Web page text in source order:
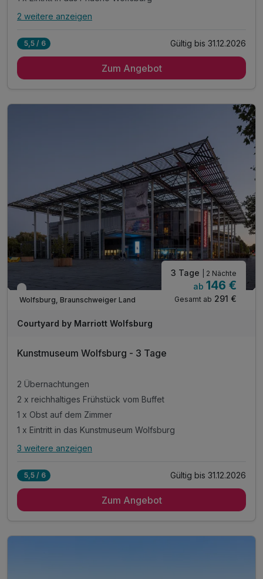
Alle Inklusivleistungen
2 x reichhaltiges Frühstück vom Buffet
2 weitere anzeigen
5,5 / 6 Gültig bis 31.12.2026
Zum Angebot
Verfügbar bis Dezember
Wolfsburg, Braunschweiger Land
3 Tage | 2 Nächte
ab 146 €
Gesamt ab 291 €
Courtyard by Marriott Wolfsburg
Kunstmuseum Wolfsburg - 3 Tage
2 Übernachtungen
2 x reichhaltiges Frühstück vom Buffet
1 x Obst auf dem Zimmer
1 x Eintritt in das Kunstmuseum Wolfsburg
Alle Inklusivleistungen
2 x reichhaltiges Frühstück vom Buffet
3 weitere anzeigen
5,5 / 6 Gültig bis 31.12.2026
Zum Angebot